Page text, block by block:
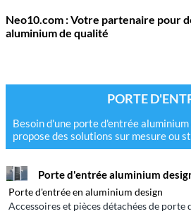
PORTE
Besoin d'une porte d'entrée
propose des solutions sur mesure ou
Porte d'entrée aluminium
Porte d'entrée en aluminium design
Accessoires et pièces détachées de porte
Neo10.com : Votre partenaire pour
aluminium de qualité